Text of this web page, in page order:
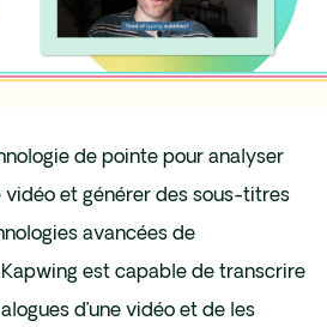
de pointe pour analyser
et générer des sous-titres
avancées de
est capable de transcrire
d’une vidéo et de les